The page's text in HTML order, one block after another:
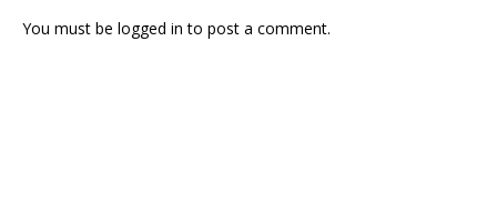
You must be logged in to post a comment.